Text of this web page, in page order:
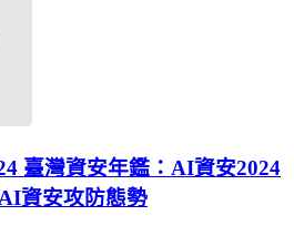
臺灣資安年鑑：AI資安2024
資安攻防態勢